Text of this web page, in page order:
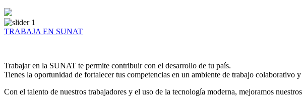
TRABAJA EN SUNAT
Trabajar en la SUNAT te permite contribuir con el desarrollo de tu país.
Tienes la oportunidad de fortalecer tus competencias en un ambiente de trabajo colaborativo y
Con el talento de nuestros trabajadores y el uso de la tecnología moderna, mejoramos